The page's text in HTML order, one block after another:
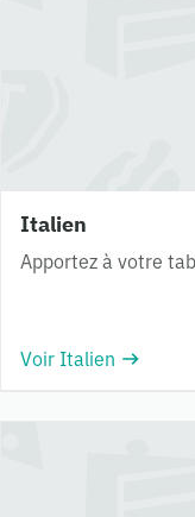
Italien
Apportez à votre
Voir Italien